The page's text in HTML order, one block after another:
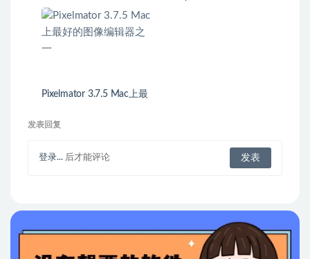
保护
Pixelmator 3.7.5 Mac上最
发表回复
登录... 后才能评论